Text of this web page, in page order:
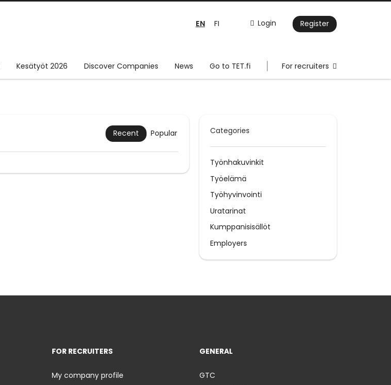
Login Register
EN FI
Kesätyöt 2026 Discover Companies News Go to TET.fi For recruiters
Recent Popular Categories
Työnhakuvinkit
Työelämä
Työhyvinvointi
Uratarinat
Kumppanisisällöt
Employers
FOR RECRUITERS
My company profile
GENERAL
GTC